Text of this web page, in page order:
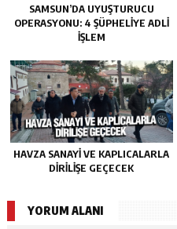
SAMSUN’DA UYUŞTURUCU
OPERASYONU: 4 ŞÜPHELIYE ADLI
İŞLEM
HAVZA SANAYI VE KAPLICALARLA
DIRILIŞE GEÇECEK
YORUM ALANI